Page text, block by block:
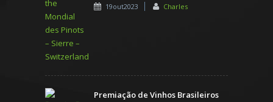
19out2023 Charles
Premiação de Vinhos Brasileiros